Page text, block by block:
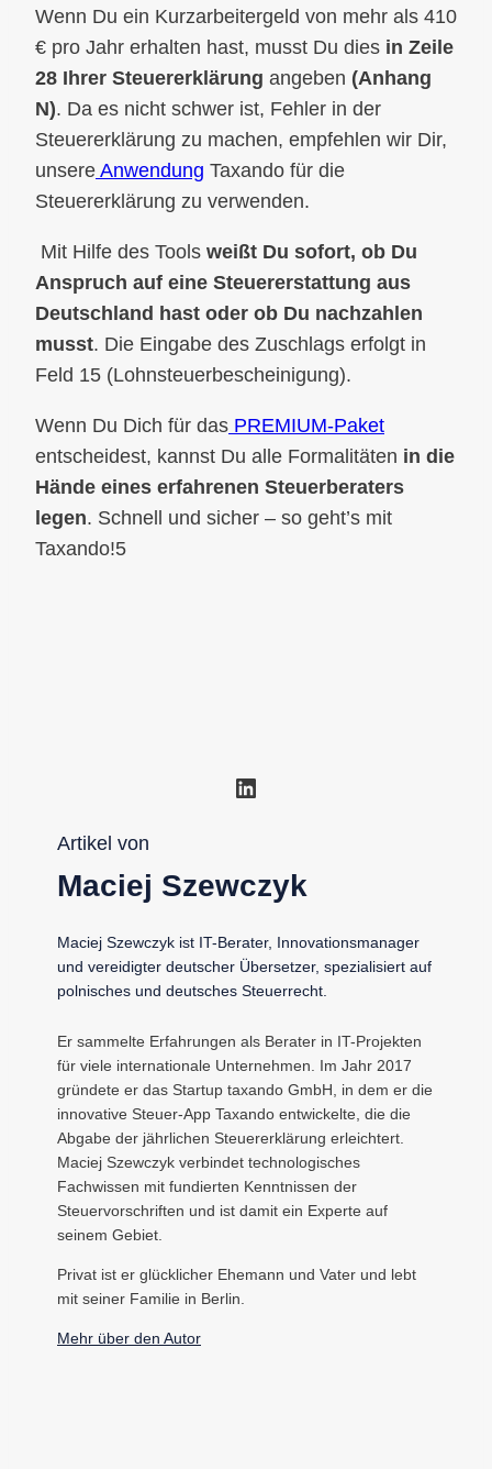
Wenn Du ein Kurzarbeitergeld von mehr als 410
€ pro Jahr erhalten hast, musst Du dies in Zeile
28 Ihrer Steuererklärung angeben (Anhang
N). Da es nicht schwer ist, Fehler in der
Steuererklärung zu machen, empfehlen wir Dir,
unsere Anwendung Taxando für die
Steuererklärung zu verwenden.
Mit Hilfe des Tools weißt Du sofort, ob Du
Anspruch auf eine Steuererstattung aus
Deutschland hast oder ob Du nachzahlen
musst. Die Eingabe des Zuschlags erfolgt in
Feld 15 (Lohnsteuerbescheinigung).
Wenn Du Dich für das PREMIUM-Paket
entscheidest, kannst Du alle Formalitäten in die
Hände eines erfahrenen Steuerberaters
legen. Schnell und sicher – so geht’s mit
Taxando!5
LinkedIn
Artikel von
Maciej Szewczyk
Maciej Szewczyk ist IT-Berater, Innovationsmanager
und vereidigter deutscher Übersetzer, spezialisiert auf
polnisches und deutsches Steuerrecht.
Er sammelte Erfahrungen als Berater in IT-Projekten
für viele internationale Unternehmen. Im Jahr 2017
gründete er das Startup taxando GmbH, in dem er die
innovative Steuer-App Taxando entwickelte, die die
Abgabe der jährlichen Steuererklärung erleichtert.
Maciej Szewczyk verbindet technologisches
Fachwissen mit fundierten Kenntnissen der
Steuervorschriften und ist damit ein Experte auf
seinem Gebiet.
Privat ist er glücklicher Ehemann und Vater und lebt
mit seiner Familie in Berlin.
Mehr über den Autor